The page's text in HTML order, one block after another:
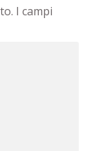
I campi